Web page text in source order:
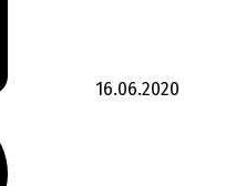
16.06.2020